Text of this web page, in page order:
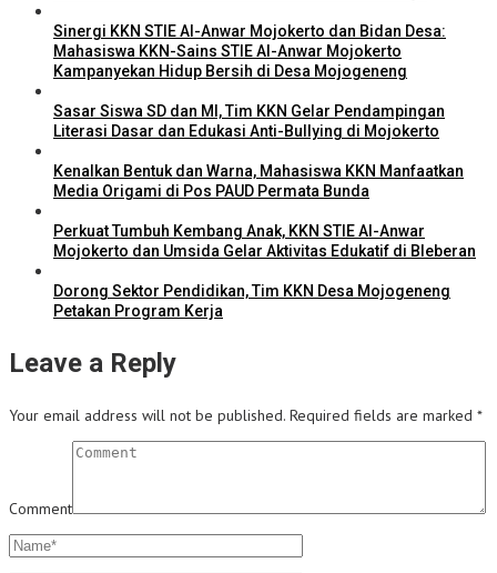
Sinergi KKN STIE Al-Anwar Mojokerto dan Bidan Desa:
Mahasiswa KKN-Sains STIE Al-Anwar Mojokerto
Kampanyekan Hidup Bersih di Desa Mojogeneng
Sasar Siswa SD dan MI, Tim KKN Gelar Pendampingan
Literasi Dasar dan Edukasi Anti-Bullying di Mojokerto
Kenalkan Bentuk dan Warna, Mahasiswa KKN Manfaatkan
Media Origami di Pos PAUD Permata Bunda
Perkuat Tumbuh Kembang Anak, KKN STIE Al-Anwar
Mojokerto dan Umsida Gelar Aktivitas Edukatif di Bleberan
Dorong Sektor Pendidikan, Tim KKN Desa Mojogeneng
Petakan Program Kerja
Leave a Reply
Your email address will not be published. Required fields are marked *
Comment